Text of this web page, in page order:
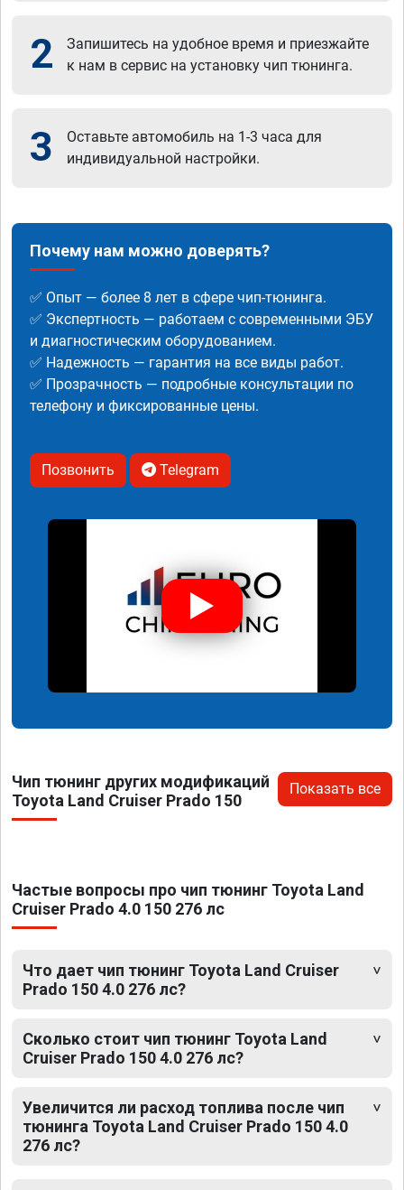
2
Запишитесь на удобное время и приезжайте
к нам в сервис на установку чип тюнинга.
3
Оставьте автомобиль на 1-3 часа для
индивидуальной настройки.
Почему нам можно доверять?
✅ Опыт — более 8 лет в сфере чип-тюнинга.
✅ Экспертность — работаем с современными ЭБУ
и диагностическим оборудованием.
✅ Надежность — гарантия на все виды работ.
✅ Прозрачность — подробные консультации по
телефону и фиксированные цены.
Позвонить Telegram
Чип тюнинг других модификаций
Toyota Land Cruiser Prado 150
Показать все
Частые вопросы про чип тюнинг Toyota Land
Cruiser Prado 4.0 150 276 лс
Что дает чип тюнинг Toyota Land Cruiser
Prado 150 4.0 276 лс?
Сколько стоит чип тюнинг Toyota Land
Cruiser Prado 150 4.0 276 лс?
Увеличится ли расход топлива после чип
тюнинга Toyota Land Cruiser Prado 150 4.0
276 лс?